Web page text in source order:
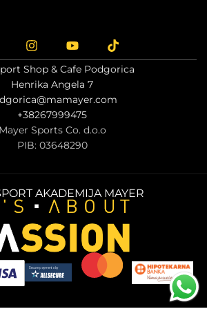
Shop & Cafe Podgorica
Henrika Angela 7
+38267999475
Mayer Sports Co. d.o.o
PIB: 03648290
AKADEMIJA MAYER